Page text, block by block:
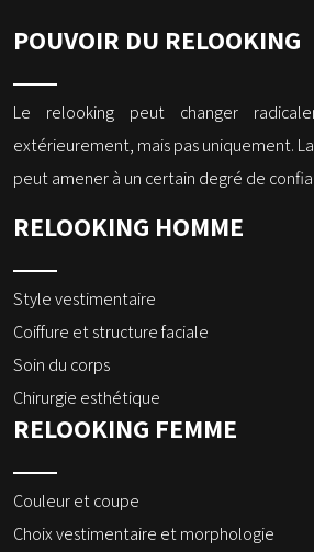
POUVOIR DU RELOOKING
Le relooking peut changer
extérieurement, mais pas uniquement.
peut amener à un certain degré de
RELOOKING HOMME
Style vestimentaire
Coiffure et structure faciale
Soin du corps
Chirurgie esthétique
RELOOKING FEMME
Couleur et coupe
Choix vestimentaire et morphologie